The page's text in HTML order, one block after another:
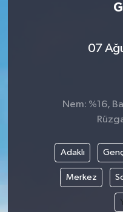
07
Nem: %16,
Adaklı
Merkez